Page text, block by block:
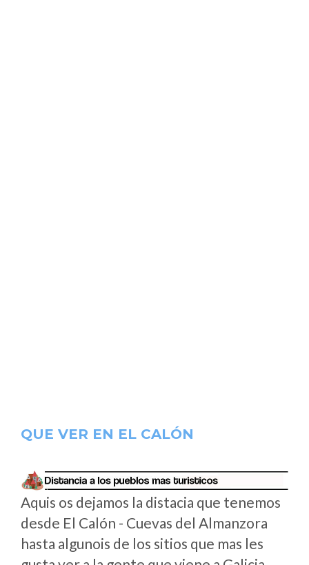
QUE VER EN EL CALÓN
Aquis os dejamos la distacia que tenemos
desde El Calón - Cuevas del Almanzora
hasta algunois de los sitios que mas les